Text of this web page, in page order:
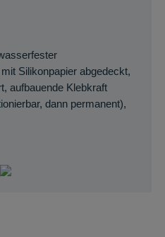
Silikonpapier abgedeckt,
aufbauende Klebkraft
dann permanent),